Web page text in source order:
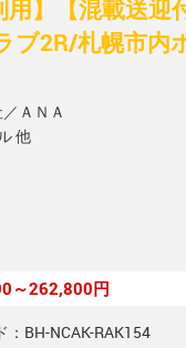
用】【混載送
ブ2R/札幌市内
ＡＮＡ
他
～262,800円
：BH-NCAK-RAK154